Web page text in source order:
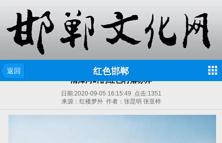
返回 红色邯郸
清漳河畔的红色村落赤岸
日期:2020-09-05 16:15:49 点击:1351
来源：红楼梦外 作者：张昆明 张亚梓